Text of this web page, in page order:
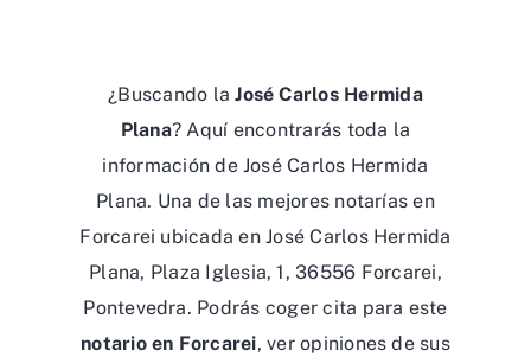
¿Buscando laJosé Carlos Hermida
Plana? Aquí encontrarás toda la
información de José Carlos Hermida
Plana. Una de las mejores notarías en
Forcarei ubicada en José Carlos Hermida
Plana, Plaza Iglesia, 1, 36556 Forcarei,
Pontevedra. Podrás coger cita para este
notario en Forcarei, ver opiniones de sus